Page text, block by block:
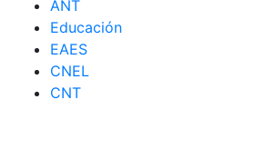
ANT
Educación
EAES
CNEL
CNT